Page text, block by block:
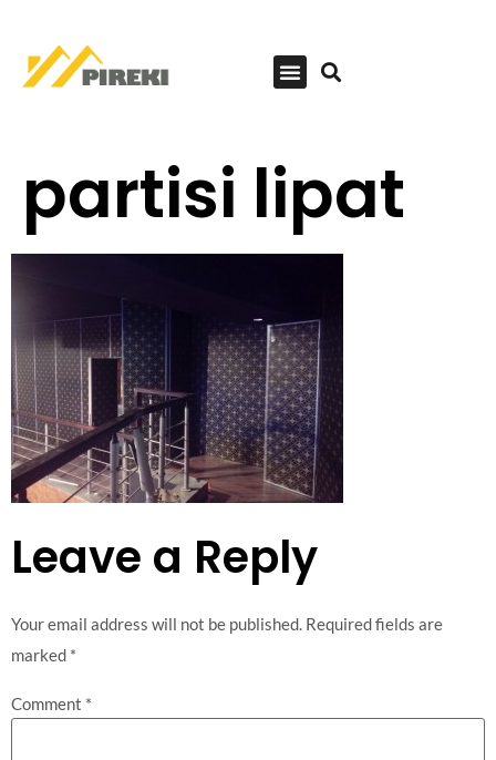
partisi lipat
Leave a Reply
Your email address will not be published. Required fields are
marked *
Comment *